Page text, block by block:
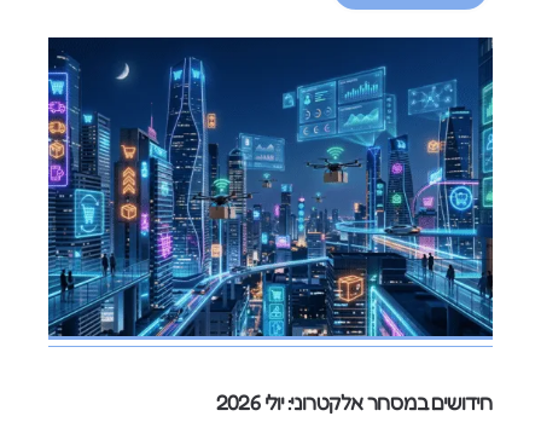
חידושים במסחר אלקטרוני: יולי 2026